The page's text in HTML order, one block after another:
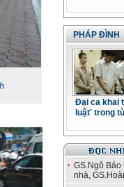
PHÁP ĐÌNH
Đại ca khai
luật' trong tù
GS.Ngô Bảo
nhà,